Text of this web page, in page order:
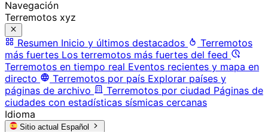
Navegación
Terremotos xyz
Resumen Inicio y últimos destacados
Terremotos
más fuertes Los terremotos más fuertes del feed
Terremotos en tiempo real Eventos recientes y mapa en
directo
Terremotos por país Explorar países y
páginas de archivo
Terremotos por ciudad Páginas de
ciudades con estadísticas sísmicas cercanas
Idioma
Sitio actual Español